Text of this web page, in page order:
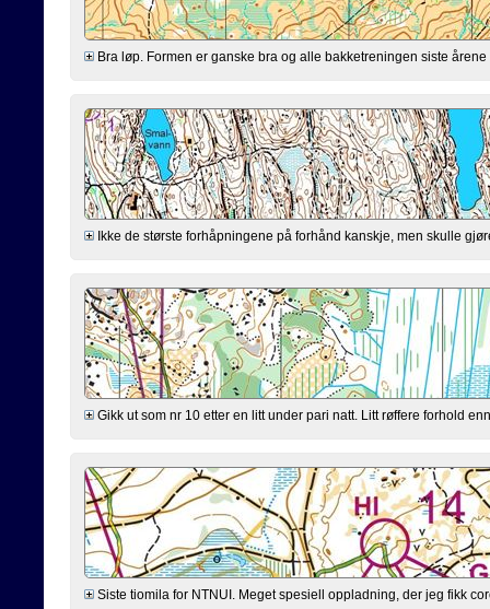
Bra løp. Formen er ganske bra og alle bakketreningen siste
Ikke de største forhåpningene på forhånd kanskje, men skulle
Gikk ut som nr 10 etter en litt under pari natt. Litt røffere forhold
Siste tiomila for NTNUI. Meget spesiell oppladning, der jeg fikk